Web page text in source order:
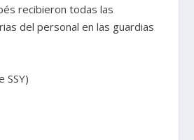
recibieron todas las
del personal en las guardias
SSY)